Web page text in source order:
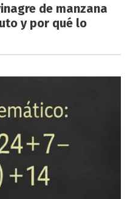
de manzana
y por qué lo